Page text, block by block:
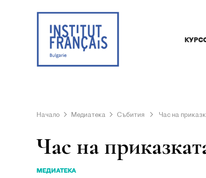
Начало Медиатека Събития Час на
Час на
МЕДИАТЕКА